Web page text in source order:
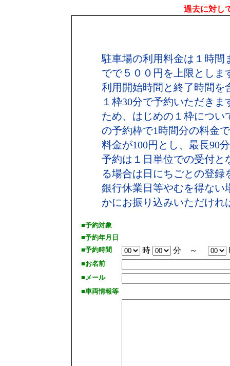
過去に対し
駐車場の利用料金は１時間
でで５００円を上限としま
利用開始時間と終了時間を
１枠30分で予約いただき
ため、はじめの１枠につい
の予約枠で1時間分の料金
料金が100円とし、最長90
予約は１日単位での受付と
る場合は日にちごとの登録
銀行休業日等やむを得ない
かにお振り込みいただけれ
■予約対象
■予約年月日
■予約時間
時 分 ～
■お名前
■メール
■車両情報等